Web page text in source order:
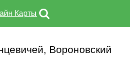
Карты
Вороновский